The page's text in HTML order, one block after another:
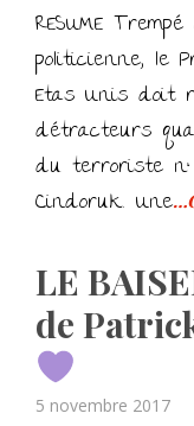
RESUME
politicienne, le
Etas Unis doit
détracteurs
du terroriste
Cindoruk. Une
LE
de
Posted
5 novembre 2017